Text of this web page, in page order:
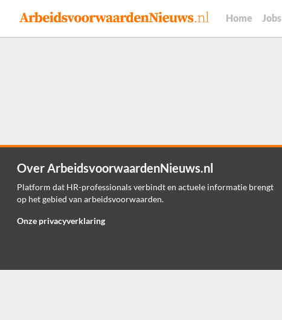
Home Jobs
Over ArbeidsvoorwaardenNieuws.nl
Platform dat HR-professionals verbindt en actuele informatie brengt
op het gebied van arbeidsvoorwaarden.
Onze privacyverklaring